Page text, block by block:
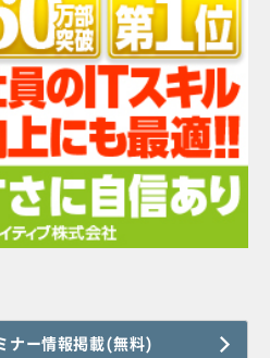
ナー情報掲載(無料)